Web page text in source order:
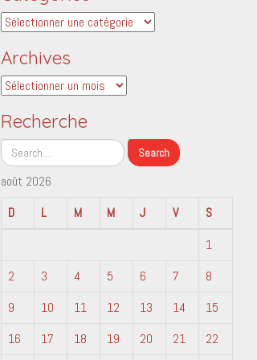
Catégories
Archives
Archives
Recherche
août 2026
D
L M M J V
S
1
2
3 4 5 6 7
8
9
10 11 12 13 14
15
16
17 18 19 20 21 22